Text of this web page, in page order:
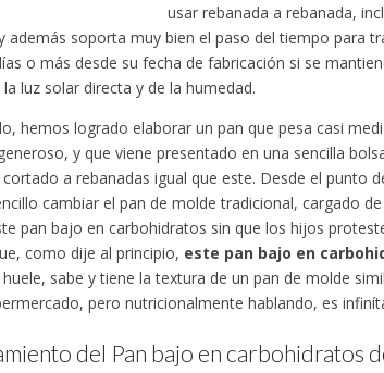
usar rebanada a rebanada,
además soporta muy bien el paso del tiempo para
o más desde su fecha de fabricación si se
luz solar directa y de la humedad.
hemos logrado elaborar un pan que pesa casi
y que viene presentado en una sencilla
a rebanadas igual que este. Desde el punto
cambiar el pan de molde tradicional, cargado
pan bajo en carbohidratos sin que los hijos
como dije al principio, este pan bajo en
huele, sabe y tiene la textura de un pan de molde
pero nutricionalmente hablando, es
del Pan bajo en carbohidratos